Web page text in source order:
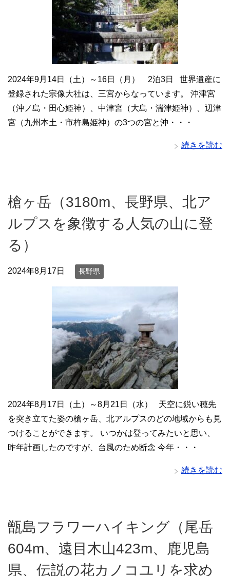
2024年9月14日（土）～16日（月） 2泊3日 世界遺産に
登録された宗像大社は、三宮からなっています。 沖津宮
（沖ノ島・田心姫神）、中津宮（大島・湍津姫神）、辺津
宮（九州本土・市杵島姫神）の3つの宮と沖・・・
続きを読む
槍ヶ岳（3180m、長野県、北ア
ルプスを象徴する人気の山に登
る）
2024年8月17日 長野県
2024年8月17日（土）～8月21日（水） 天空に鋭い穂先
を突き立てた姿の槍ヶ岳、北アルプスのどの地域からも見
つけることができます。 いつかは登ってみたいと思い、
昨年計画したのですが、台風のため断念 今年・・・
続きを読む
甑島フラワーハイキング（尾岳
604m、遠目木山423m、鹿児島
県、伝説の花カノコユリを求め